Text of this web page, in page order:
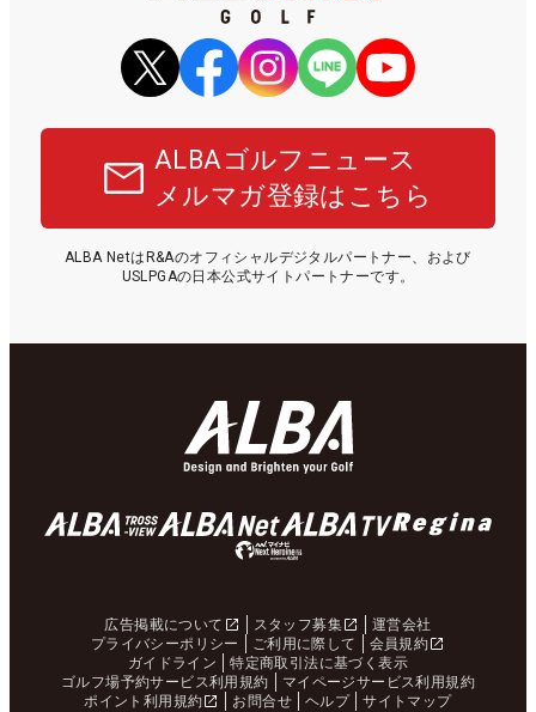
ALBAゴルフニュース
メルマガ登録はこちら
ALBA NetはR&Aのオフィシャルデジタルパートナー、および
USLPGAの日本公式サイトパートナーです。
広告掲載について スタッフ募集
運営会社
プライバシーポリシー
ご利用に際して
会員規約
ガイドライン
特定商取引法に基づく表示
ゴルフ場予約サービス利用規約
マイページサービス利用規約
ポイント利用規約
お問合せ ヘルプ サイトマップ